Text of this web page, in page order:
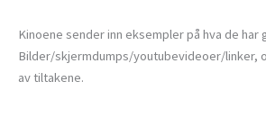
Kinoene sender inn eksempler på hva de har
Bilder/skjermdumps/youtubevideoer/linker,
av tiltakene.